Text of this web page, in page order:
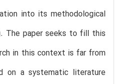
into its methodological
The paper seeks to fill this
in this context is far from
on a systematic literature